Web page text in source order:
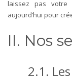
laissez pas votre
aujourd’hui pour
II. Nos
2.1.